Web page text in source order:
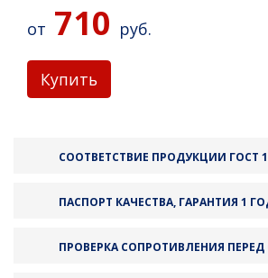
от 710 руб.
Купить
СООТВЕТСТВИЕ ПРОДУКЦИИ ГОСТ
ПАСПОРТ КАЧЕСТВА, ГАРАНТИЯ 1
ПРОВЕРКА СОПРОТИВЛЕНИЯ ПЕРЕД